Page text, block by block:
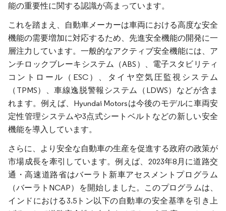
能の重要性に関する認識が高まっています。
これを踏まえ、自動車メーカーは車両における高度な安全
機能の需要増加に対応するため、先進安全機能の開発に一
層注力しています。一般的なアクティブ安全機能には、ア
ンチロックブレーキシステム（ABS）、電子スタビリティ
コントロール（ESC）、タイヤ空気圧監視システム
（TPMS）、車線逸脱警報システム（LDWS）などが含ま
れます。例えば、Hyundai Motorsは今後のモデルに車両安
定性管理システムや3点式シートベルトなどの新しい安全
機能を導入しています。
さらに、より安全な自動車の生産を促進する政府の政策が
市場成長を牽引しています。例えば、2023年8月に道路交
通・高速道路省はバーラト新車アセスメントプログラム
（バーラトNCAP）を開始しました。このプログラムは、
インドにおける3.5トン以下の自動車の安全基準を引き上